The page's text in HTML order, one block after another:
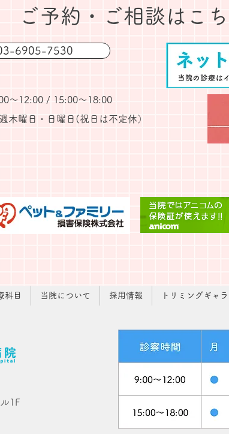
ご予約・ご相談はこ
6905-7530
～12:00 / 15:00〜18:00
木曜日・日曜日(​祝日は不定休）
科目 当院について 採用情報 トリミングギャ
1F